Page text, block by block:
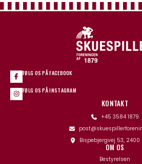
FØLG OS PÅ FACEBOOK
FØLG OS PÅ INSTAGRAM
KONTAKT
+45 3584 1879
Bispebjergvej 53, 2400
OM OS
Bestyrelsen